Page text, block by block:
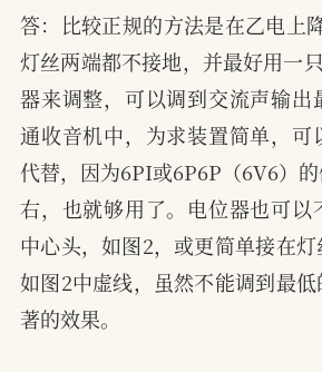
答：比较正规的方法是在乙电上
灯丝两端都不接地，并最好用一
器来调整，可以调到交流声输出
通收音机中，为求装置简单，可
代替，因为6PI或6P6P（6V6）
右，也就够用了。电位器也可以
中心头，如图2，或更简单接在灯
如图2中虚线，虽然不能调到最
著的效果。